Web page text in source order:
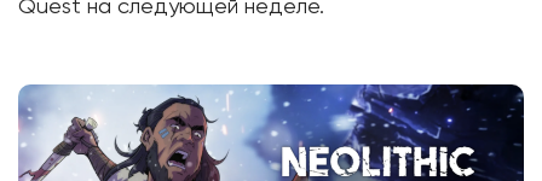
Quest на следующей неделе.